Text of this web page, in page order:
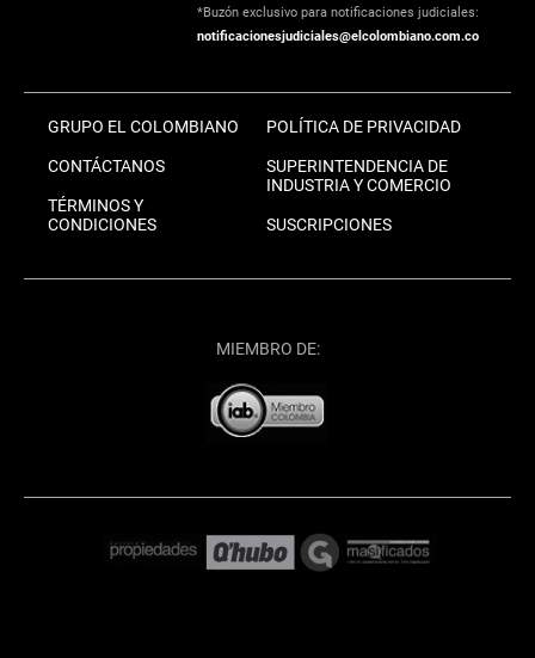
*Buzón exclusivo para notificaciones judiciales:
notificacionesjudiciales@elcolombiano.com.co
GRUPO EL COLOMBIANO
CONTÁCTANOS
TÉRMINOS Y
CONDICIONES
POLÍTICA DE PRIVACIDAD
SUPERINTENDENCIA DE
INDUSTRIA Y COMERCIO
SUSCRIPCIONES
MIEMBRO DE: